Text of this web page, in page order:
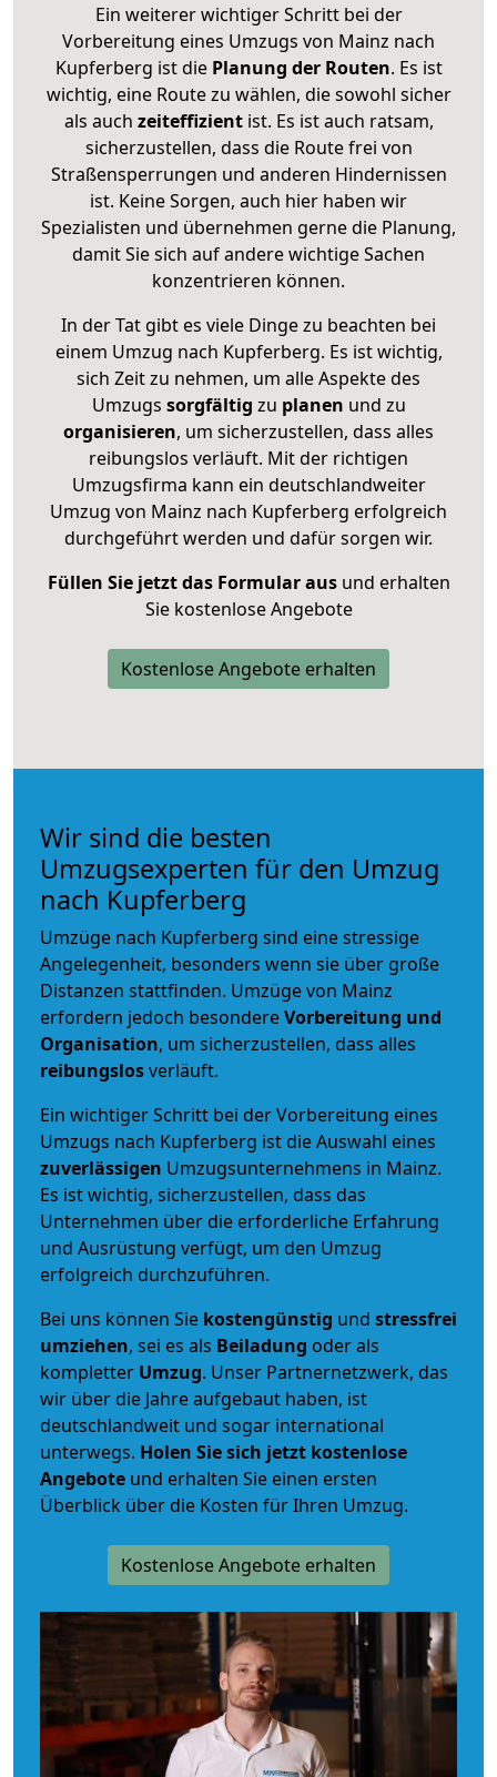
Ein weiterer wichtiger Schritt bei der
Vorbereitung eines Umzugs von Mainz nach
Kupferberg ist diePlanung der Routen. Es ist
wichtig, eine Route zu wählen, die sowohl sicher
als auch zeiteffizientist. Es ist auch ratsam,
sicherzustellen, dass die Route frei von
Straßensperrungen und anderen Hindernissen
ist. Keine Sorgen, auch hier haben wir
Spezialisten und übernehmen gerne die Planung,
damit Sie sich auf andere wichtige Sachen
konzentrieren können.
In der Tat gibt es viele Dinge zu beachten bei
einem Umzug nach Kupferberg. Es ist wichtig,
sich Zeit zu nehmen, um alle Aspekte des
Umzugs sorgfältig zu planen und zu
organisieren, um sicherzustellen, dass alles
reibungslos verläuft. Mit der richtigen
Umzugsfirma kann ein deutschlandweiter
Umzug von Mainz nach Kupferberg erfolgreich
durchgeführt werden und dafür sorgen wir.
Füllen Sie jetzt das Formular ausund erhalten
Sie kostenlose Angebote
Kostenlose Angebote erhalten
Wir sind die besten
Umzugsexperten für den Umzug
nach Kupferberg
Umzüge nach Kupferberg sind eine stressige
Angelegenheit, besonders wenn sie über große
Distanzen stattfinden. Umzüge von Mainz
erfordern jedoch besondereVorbereitung und
Organisation, um sicherzustellen, dass alles
reibungslosverläuft.
Ein wichtiger Schritt bei der Vorbereitung eines
Umzugs nach Kupferberg ist die Auswahl eines
zuverlässigen Umzugsunternehmens in Mainz.
Es ist wichtig, sicherzustellen, dass das
Unternehmen über die erforderliche Erfahrung
und Ausrüstung verfügt, um den Umzug
erfolgreich durchzuführen.
Bei uns können Sie kostengünstig und stressfrei
umziehen, sei es als Beiladung oder als
kompletter Umzug. Unser Partnernetzwerk, das
wir über die Jahre aufgebaut haben, ist
deutschlandweit und sogar international
unterwegs. Holen Sie sich jetzt kostenlose
Angebote und erhalten Sie einen ersten
Überblick über die Kosten für Ihren Umzug.
Kostenlose Angebote erhalten